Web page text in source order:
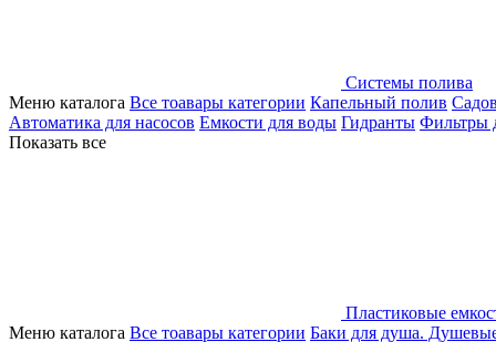
Системы полива
Меню каталога Все тоавары категории Капельный полив
Автоматика для насосов Емкости для воды Гидранты Фильтры
Показать все
Пластиковые
Меню каталога Все тоавары категории Баки для душа.